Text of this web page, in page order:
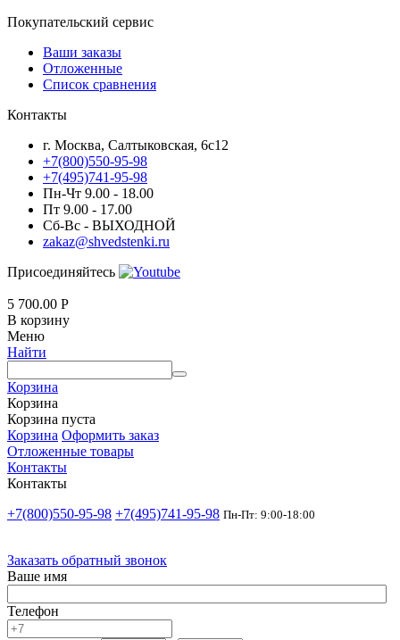
Покупательский сервис
Ваши заказы
Отложенные
Список сравнения
Контакты
г. Москва, Салтыковская, 6с12
+7(800)550-95-98
+7(495)741-95-98
Пн-Чт 9.00 - 18.00
Пт 9.00 - 17.00
Сб-Вс - ВЫХОДНОЙ
zakaz@shvedstenki.ru
Присоединяйтесь
5 700.00 Р
В корзину
Меню
Найти
Корзина
Корзина
Корзина пуста
Корзина Оформить заказ
Отложенные товары
Контакты
Контакты
+7(800)550-95-98 +7(495)741-95-98 Пн-Пт: 9:00-18:00
Заказать обратный звонок
Ваше имя
Телефон